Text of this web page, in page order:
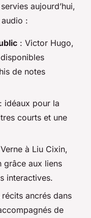
aujourd’hui,
:
: Victor Hugo,
de notes
: idéaux pour la
courts et une
à Liu Cixin,
grâce aux liens
interactives.
récits ancrés dans
de